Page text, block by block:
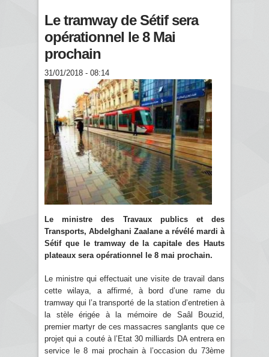
Le tramway de Sétif sera
opérationnel le 8 Mai
prochain
31/01/2018 - 08:14
Le ministre des Travaux publics et des
Transports, Abdelghani Zaalane a révélé mardi à
Sétif que le tramway de la capitale des Hauts
plateaux sera opérationnel le 8 mai prochain.
Le ministre qui effectuait une visite de travail dans
cette wilaya, a affirmé, à bord d’une rame du
tramway qui l’a transporté de la station d’entretien à
la stèle érigée à la mémoire de Saâl Bouzid,
premier martyr de ces massacres sanglants que ce
projet qui a couté à l’Etat 30 milliards DA entrera en
service le 8 mai prochain à l’occasion du 73ème